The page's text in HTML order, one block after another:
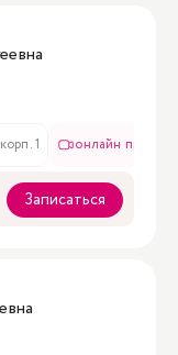
1 онлайн приём
Записаться